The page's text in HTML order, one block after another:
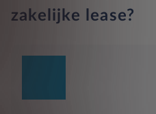
zakelijke lease?